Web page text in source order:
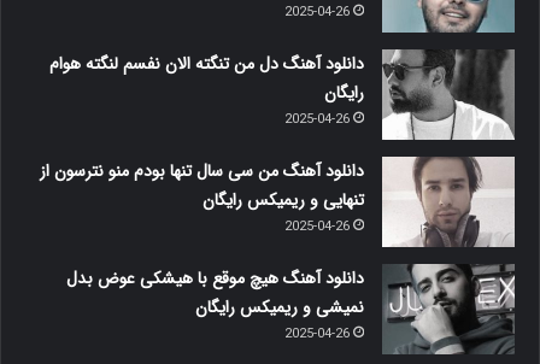
2025-04-26
دانلود آهنگ دل من تنگته الان نفسم لنگته هوام
رایگان
2025-04-26
دانلود آهنگ من سی سال تنها بودم منو نترسون از
تنهایی و ریمیکس رایگان
2025-04-26
دانلود آهنگ هیچ موقع با هیشکی عوض بدل
نمیشی و ریمیکس رایگان
2025-04-26